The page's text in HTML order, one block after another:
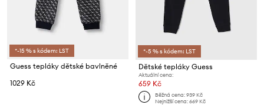
*-15 % s kódem: LST
Guess tepláky dětské bavlněné
1029 Kč
*-5 % s kódem: LST
Dětské tepláky Guess
Aktuální cena:
659 Kč
Běžná cena:939 Kč
Nejnižší cena:669 Kč